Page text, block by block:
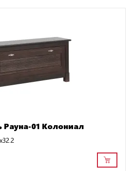
01 Колониал